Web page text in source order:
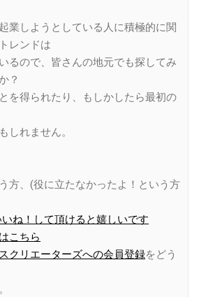
業しようとしている人に積極的に関
レンドは
るので、皆さんの地元でも探してみ
？
を得られたり、もしかしたら最初の
しれません。
方、(役に立たなかったよ！という方
ね！して頂けると嬉しいです
こちら
クリエーターズへの会員登録をどう